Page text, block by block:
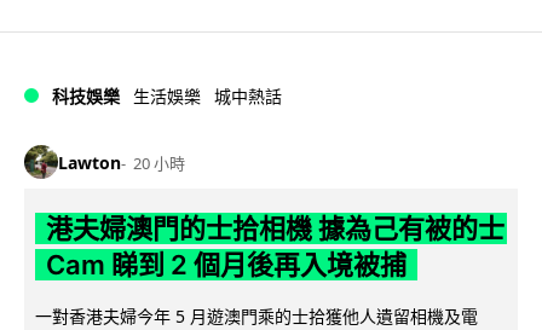
科技娛樂 生活娛樂 城中熱話
Lawton 20 小時
港夫婦澳門的士拾相機 據為己有被的士
Cam 睇到 2 個月後再入境被捕
一對香港夫婦今年 5 月遊澳門乘的士拾獲他人遺留相機及電